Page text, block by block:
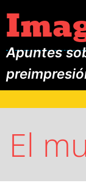
Apuntes
El